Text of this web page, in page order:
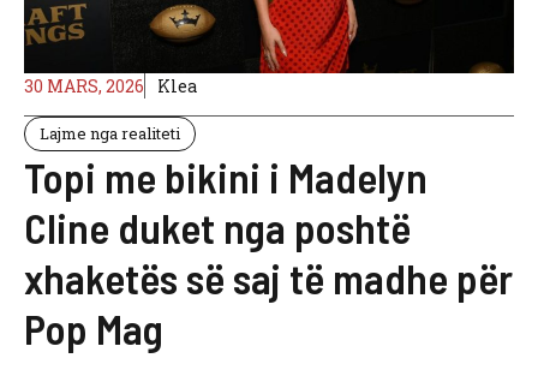
30 MARS, 2026 Klea
Lajme nga realiteti
Topi me bikini i Madelyn
Cline duket nga poshtë
xhaketës së saj të madhe për
Pop Mag